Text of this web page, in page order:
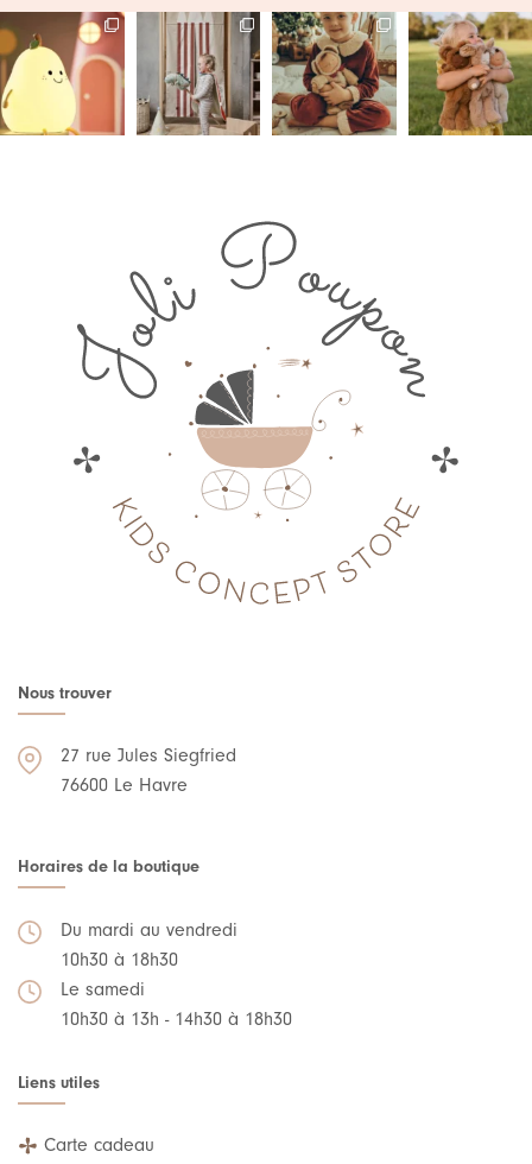
Nous trouver
27 rue Jules Siegfried
76600 Le Havre
Horaires de la boutique
Du mardi au vendredi
10h30 à 18h30
Le samedi
10h30 à 13h - 14h30 à 18h30
Liens utiles
Carte cadeau